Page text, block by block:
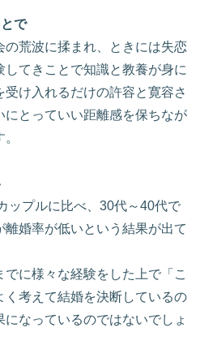
で
荒波に揉まれ、ときには失恋
てきことで知識と教養が身に
け入れるだけの許容と寛容さ
にとっていい距離感を保ちなが
ップルに比べ、30代～40代で
婚率が低いという結果が出て
に様々な経験をした上で「こ
考えて結婚を決断しているの
なっているのではないでしょ